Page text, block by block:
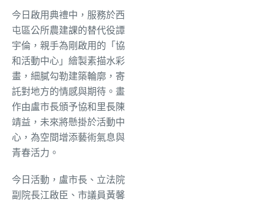
今日啟用典禮中，服務於西
屯區公所農建課的替代役譚
宇倫，親手為剛啟用的「協
和活動中心」繪製素描水彩
畫，細膩勾勒建築輪廓，寄
託對地方的情感與期待。畫
作由盧市長頒予協和里長陳
靖益，未來將懸掛於活動中
心，為空間增添藝術氣息與
青春活力。
今日活動，盧市長、立法院
副院長江啟臣、市議員黃馨